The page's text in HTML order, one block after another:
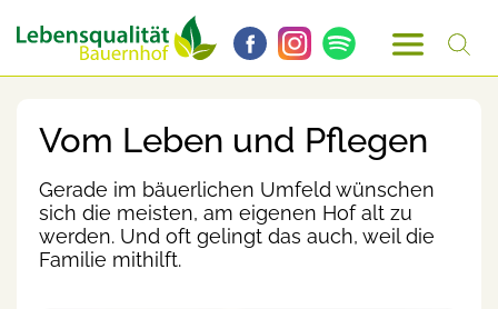
Vom Leben und Pflegen
Gerade im bäuerlichen Umfeld wünschen
sich die meisten, am eigenen Hof alt zu
werden. Und oft gelingt das auch, weil die
Familie mithilft.